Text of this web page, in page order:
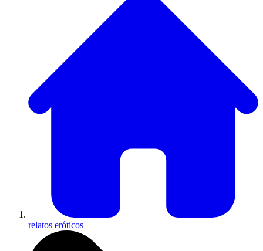
relatos eróticos